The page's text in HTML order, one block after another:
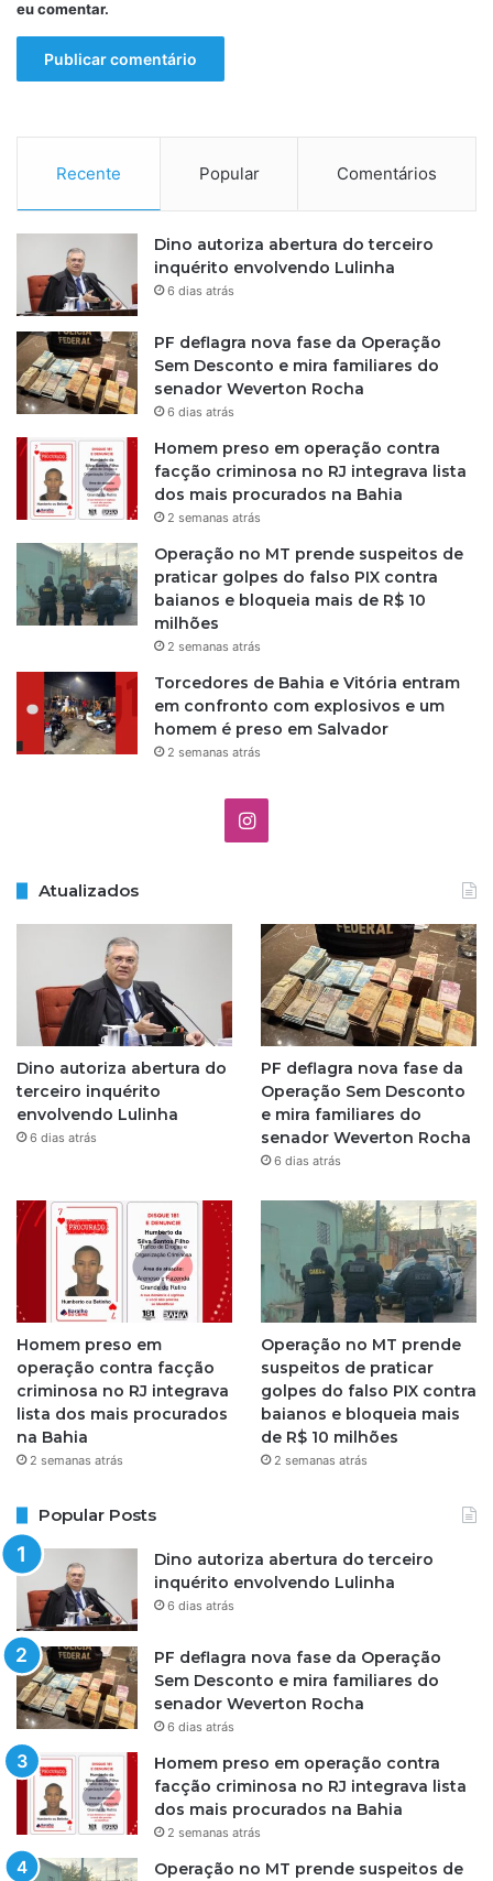
a
u
o
s
n
t
a
d
l
a
d
o
e
q
P
eu comentar.
Recente Popular Comentários
Dino autoriza abertura do terceiro
inquérito envolvendo Lulinha
6 dias atrás
PF deflagra nova fase da Operação
Sem Desconto e mira familiares do
senador Weverton Rocha
6 dias atrás
Homem preso em operação contra
facção criminosa no RJ integrava lista
dos mais procurados na Bahia
2 semanas atrás
Operação no MT prende suspeitos de
praticar golpes do falso PIX contra
baianos e bloqueia mais de R$ 10
milhões
2 semanas atrás
Torcedores de Bahia e Vitória entram
em confronto com explosivos e um
homem é preso em Salvador
2 semanas atrás
I
t
a
g
r
a
m
Atualizados
Dino autoriza abertura do
terceiro inquérito
envolvendo Lulinha
6 dias atrás
PF deflagra nova fase da
Operação Sem Desconto
e mira familiares do
senador Weverton Rocha
6 dias atrás
Homem preso em
operação contra facção
criminosa no RJ integrava
lista dos mais procurados
na Bahia
2 semanas atrás
Operação no MT prende
suspeitos de praticar
golpes do falso PIX contra
baianos e bloqueia mais
de R$ 10 milhões
2 semanas atrás
Popular Posts
Dino autoriza abertura do terceiro
inquérito envolvendo Lulinha
6 dias atrás
PF deflagra nova fase da Operação
Sem Desconto e mira familiares do
senador Weverton Rocha
6 dias atrás
Homem preso em operação contra
facção criminosa no RJ integrava lista
dos mais procurados na Bahia
2 semanas atrás
Operação no MT prende suspeitos de